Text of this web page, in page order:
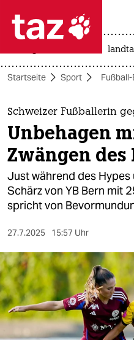
 taz
taz zahl
themen
politik
öko
gesellschaft
sport
berlin
nord
wahrheit
Startseite Sport
Schweizer Fußballerin
Unbehagen
Zwängen
Just während des
Schärz von YB Bern mit
spricht von
27.7.2025 15:57 Uhr